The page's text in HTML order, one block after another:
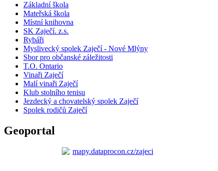
Základní škola
Mateřská škola
Místní knihovna
SK Zaječí. z.s.
Rybáři
Myslivecký spolek Zaječí - Nové Mlýny
Sbor pro občanské záležitosti
T.O. Ontario
Vinaři Zaječí
Malí vinaři Zaječí
Klub stolního tenisu
Jezdecký a chovatelský spolek Zaječí
Spolek rodičů Zaječí
Geoportal